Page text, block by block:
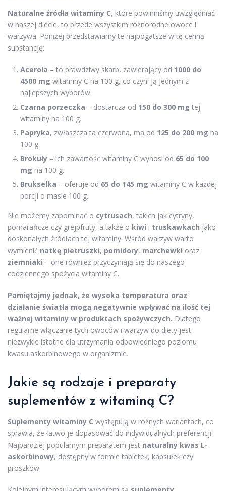
Naturalne źródła witaminy C, które powinniśmy uwzględniać
w naszej diecie, to przede wszystkim różnorodne owoce i
warzywa. Poniżej przedstawiamy te najbogatsze w tę cenną
substancję:
Acerola – to prawdziwy skarb, zawierający od 1000 do
4500 mg witaminy C na 100 g, co czyni ją jednym z
najlepszych wyborów.
Czarna porzeczka – dostarcza od 150 do 300 mg tej
witaminy na 100 g.
Papryka, zwłaszcza ta czerwona, ma od 125 do 200 mg na
100 g.
Brokuły – ich zawartość witaminy C wynosi od 65 do 100
mg na 100 g.
Brukselka – oferuje od 65 do 145 mg witaminy C w każdej
porcji o masie 100 g.
Nie możemy zapominać o cytrusach, takich jak cytryny,
pomarańcze czy grejpfruty, a także o kiwi i truskawkach jako
doskonałych źródłach tej witaminy. Wśród warzyw warto
wymienić natkę pietruszki, pomidory, marchewki oraz
ziemniaki – one również przyczyniają się do naszego
codziennego spożycia witaminy C.
Pamiętajmy jednak, że wysoka temperatura oraz
działanie światła mogą negatywnie wpływać na ilość tej
ważnej witaminy w produktach spożywczych. Dlatego
regularne włączanie tych owoców i warzyw do diety jest
niezwykle istotne dla utrzymania odpowiedniego poziomu
kwasu askorbinowego w organizmie.
Jakie są rodzaje i preparaty
suplementów z witaminą C?
Suplementy witaminy C występują w różnych wariantach, co
sprawia, że łatwo je dopasować do indywidualnych preferencji.
Najbardziej popularnym preparatem jest naturalny kwas L-
askorbinowy, dostępny w formie tabletek, kapsułek czy
proszków.